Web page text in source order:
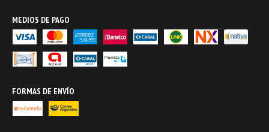
MEDIOS DE PAGO
FORMAS DE ENVÍO